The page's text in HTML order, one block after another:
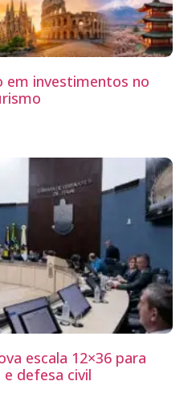
em investimentos no
escala 12×36 para
defesa civil